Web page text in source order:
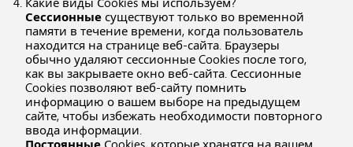
Какие виды Сookies мы используем?
Сессионные существуют только во временной
памяти в течение времени, когда пользователь
находится на странице веб-сайта. Браузеры
обычно удаляют сессионные Cookies после того,
как вы закрываете окно веб-сайта. Сессионные
Cookies позволяют веб-сайту помнить
информацию о вашем выборе на предыдущем
сайте, чтобы избежать необходимости повторного
ввода информации.